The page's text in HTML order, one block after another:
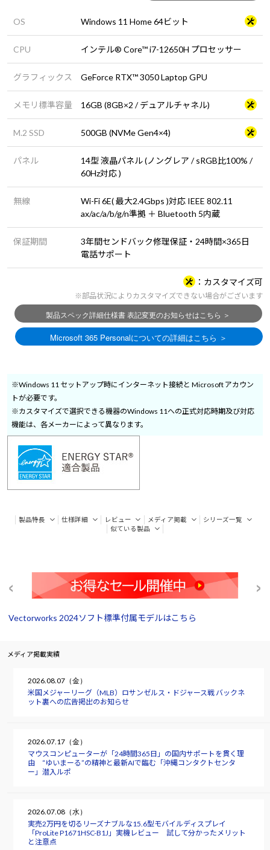
OS Windows 11 Home 64ビット
CPU インテル® Core™ i7-12650H プロセッサー
グラフィックス GeForce RTX™ 3050 Laptop GPU
メモリ標準容量 16GB (8GB×2 / デュアルチャネル)
M.2 SSD 500GB (NVMe Gen4×4)
パネル
14型 液晶パネル (ノングレア / sRGB比100% /
60Hz対応 )
無線
Wi-Fi 6E( 最大2.4Gbps )対応 IEEE 802.11
ax/ac/a/b/g/n準拠 ＋ Bluetooth 5内蔵
保証期間
3年間センドバック修理保証・24時間×365日
電話サポート
カスタマイズ可
※部品状況によりカスタマイズできない場合がございます
※Windows 11 セットアップ時にインターネット接続と Microsoft アカウン
トが必要です。
※カスタマイズで選択できる機器のWindows 11への正式対応時期及び対応
機能は、各メーカーによって異なります。
製品特長 仕様詳細 レビュー メディア掲載
シリーズ一覧
似ている製品
Vectorworks 2024ソフト標準付属モデルはこちら
メディア掲載実績
2026.08.07（金）
米国メジャーリーグ（MLB）ロサンゼルス・ドジャース戦 バックネ
ット裏への広告掲出のお知らせ
2026.07.17（金）
マウスコンピューターが「24時間365日」の国内サポートを貫く理
由 “ゆいまーる”の精神と最新AIで臨む「沖縄コンタクトセンタ
ー」潜入ルポ
2026.07.08（水）
実売2万円を切るリーズナブルな15.6型モバイルディスプレイ
「ProLite P1671HSC-B1J」実機レビュー 試して分かったメリット
と注意点